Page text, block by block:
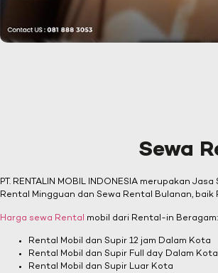
Sewa
PT. RENTALIN MOBIL INDONESIA merupakan
Rental Mingguan dan Sewa Rental Bulanan,
Harga sewa Rental mobil dari Rental-in Beragam:
Rental Mobil dan Supir 12 jam Dalam Kota
Rental Mobil dan Supir Full day Dalam Kota
Rental Mobil dan Supir Luar Kota